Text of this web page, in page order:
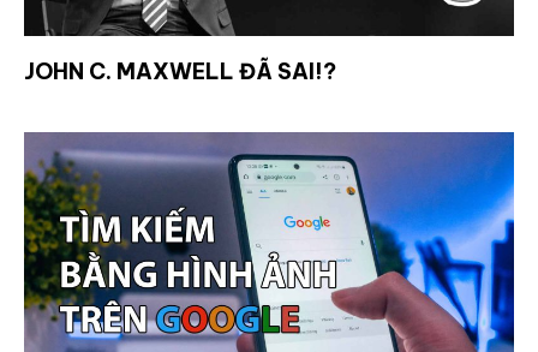
JOHN C. MAXWELL ĐÃ SAI!?